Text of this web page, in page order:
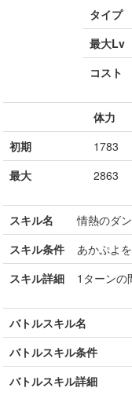
タイプ
最大Lv
コスト
体力
初期
1783
最大
2863
スキル名
情熱のダ
スキル条件
あかぷよ
スキル詳細
1ターンの
バトルスキル名
バトルスキル条件
バトルスキル詳細